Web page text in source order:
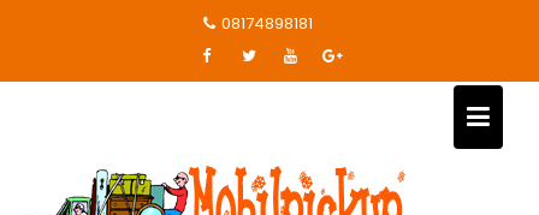
08174898181